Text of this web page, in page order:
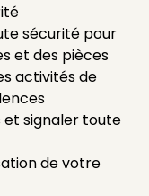
sécurité pour
et des pièces
activités de
et signaler toute
de votre